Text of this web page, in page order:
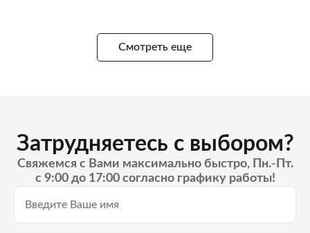
Смотреть еще
Затрудняетесь с выбором?
Свяжемся с Вами максимально быстро, Пн.-Пт.
с 9:00 до 17:00 согласно графику работы!